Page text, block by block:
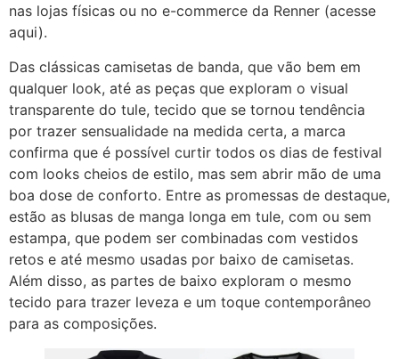
nas lojas físicas ou no e-commerce da Renner (acesse
aqui).
Das clássicas camisetas de banda, que vão bem em
qualquer look, até as peças que exploram o visual
transparente do tule, tecido que se tornou tendência
por trazer sensualidade na medida certa, a marca
confirma que é possível curtir todos os dias de festival
com looks cheios de estilo, mas sem abrir mão de uma
boa dose de conforto. Entre as promessas de destaque,
estão as blusas de manga longa em tule, com ou sem
estampa, que podem ser combinadas com vestidos
retos e até mesmo usadas por baixo de camisetas.
Além disso, as partes de baixo exploram o mesmo
tecido para trazer leveza e um toque contemporâneo
para as composições.